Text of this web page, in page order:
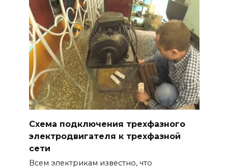
Схема подключения трехфазного
электродвигателя к трехфазной
сети
Всем электрикам известно, что